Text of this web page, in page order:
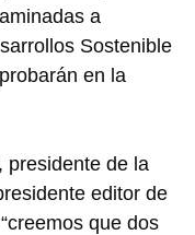
a
Sostenible
en la
presidente de la
editor de
que dos